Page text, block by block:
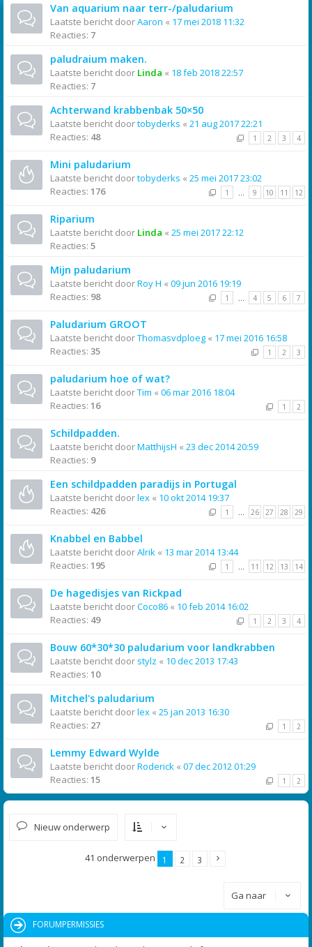
Van aquarium naar terr-/paludarium
Laatste bericht doorAaron « 17 mei 2018 11:32
Reacties: 7
paludraium maken.
Laatste bericht door Linda « 18 feb 2018 22:57
Reacties: 7
Achterwand krabbenbak 50×50
Laatste bericht doortobyderks « 21 aug 2017 22:21
Reacties: 48 1 2 3 4
Mini paludarium
Laatste bericht doortobyderks « 25 mei 2017 23:02
Reacties: 176 1 … 9 10 11 12
Riparium
Laatste bericht door Linda « 25 mei 2017 22:12
Reacties: 5
Mijn paludarium
Laatste bericht doorRoy H « 09 jun 2016 19:19
Reacties: 98 1 … 4 5 6 7
Paludarium GROOT
Laatste bericht doorThomasvdploeg « 17 mei 2016 16:58
Reacties: 35 1 2 3
paludarium hoe of wat?
Laatste bericht doorTim « 06 mar 2016 18:04
Reacties: 16 1 2
Schildpadden.
Laatste bericht doorMatthijsH « 23 dec 2014 20:59
Reacties: 9
Een schildpadden paradijs in Portugal
Laatste bericht doorlex « 10 okt 2014 19:37
Reacties: 426 1 … 26 27 28 29
Knabbel en Babbel
Laatste bericht doorAlrik « 13 mar 2014 13:44
Reacties: 195 1 … 11 12 13 14
De hagedisjes van Rickpad
Laatste bericht doorCoco86 « 10 feb 2014 16:02
Reacties: 49 1 2 3 4
Bouw 60*30*30 paludarium voor landkrabben
Laatste bericht door stylz « 10 dec 2013 17:43
Reacties: 10
Mitchel's paludarium
Laatste bericht doorlex « 25 jan 2013 16:30
Reacties: 27 1 2
Lemmy Edward Wylde
Laatste bericht doorRoderick « 07 dec 2012 01:29
Reacties: 15 1 2
Nieuw onderwerp
41 onderwerpen 1 2 3
Ga naar
FORUMPERMISSIES